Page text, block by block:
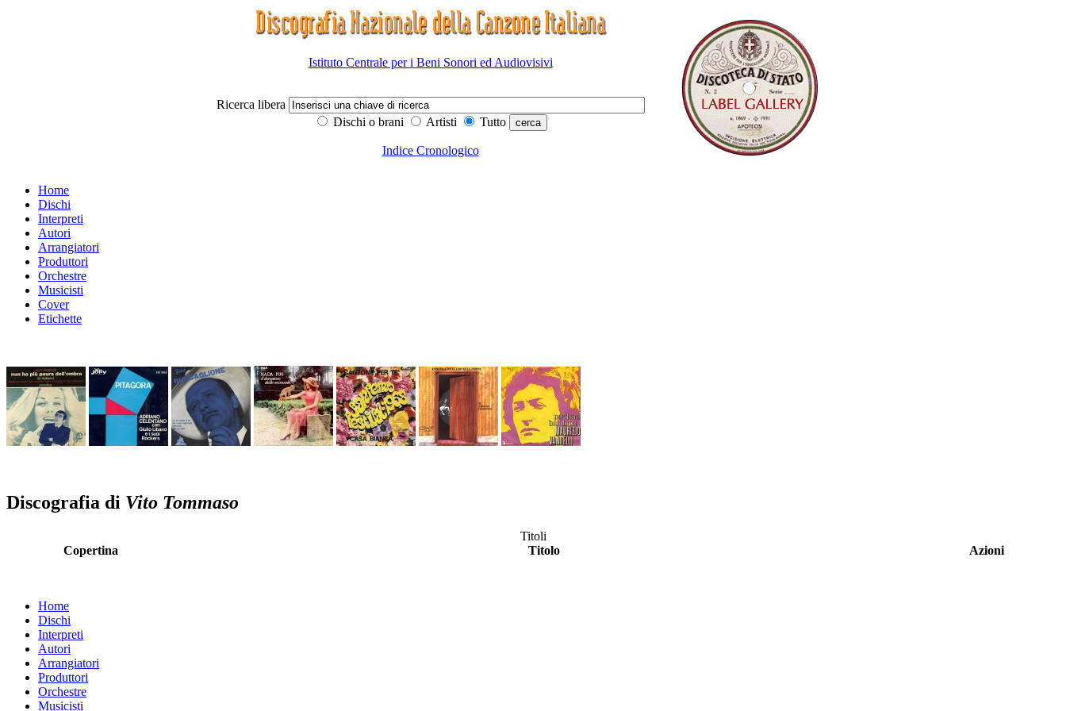
Istituto Centrale per i Beni Sonori ed Audiovisivi
Ricerca libera
Dischi o brani
Artisti Tutto
Indice Cronologico
Home
Dischi
Interpreti
Autori
Arrangiatori
Produttori
Orchestre
Musicisti
Cover
Etichette
Discografia di Vito Tommaso
Titoli
Copertina
Titolo Azioni
Home
Dischi
Interpreti
Autori
Arrangiatori
Produttori
Orchestre
Musicisti